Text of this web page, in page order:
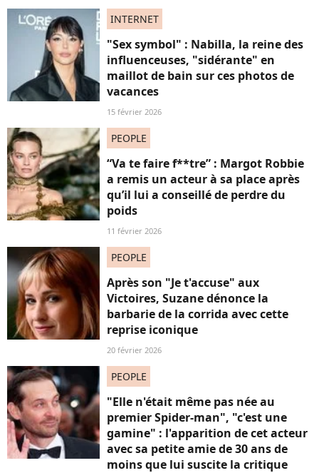
INTERNET
"Sex symbol" : Nabilla, la reine des
influenceuses, "sidérante" en
maillot de bain sur ces photos de
vacances
15 février 2026
PEOPLE
“Va te faire f**tre” : Margot Robbie
a remis un acteur à sa place après
qu’il lui a conseillé de perdre du
poids
11 février 2026
PEOPLE
Après son "Je t'accuse" aux
Victoires, Suzane dénonce la
barbarie de la corrida avec cette
reprise iconique
20 février 2026
PEOPLE
"Elle n'était même pas née au
premier Spider-man", "c'est une
gamine" : l'apparition de cet acteur
avec sa petite amie de 30 ans de
moins que lui suscite la critique